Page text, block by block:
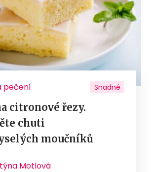
pečení Snadné
citronové řezy.
chuti
moučníků
Motlová